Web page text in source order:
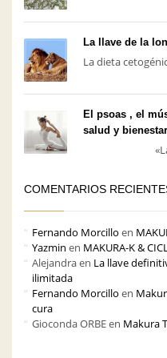
La llave de la
La dieta
El psoas , el
salud y bienestar
«La
COMENTARIOS
Fernando Morcillo en
Yazmin en MAKURA-K &
Alejandraen La llave
ilimitada
Fernando Morcillo en
cura
Gioconda ORBEen Makura